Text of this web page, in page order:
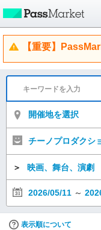
【重要】
開催地を選択
チーノプロダクシ
＞ 映画、舞台、演劇
2026/05/11 ～
表示順について